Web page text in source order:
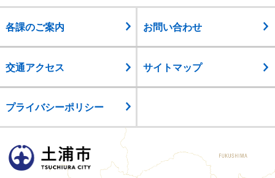
各課のご案内 お問い合わせ
交通アクセス サイトマップ
プライバシーポリシー
土浦市